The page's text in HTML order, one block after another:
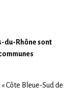
du-Rhône sont
Côte Bleue-Sud de